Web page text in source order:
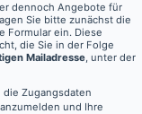
dennoch Angebote für
Sie bitte zunächst die
Formular ein. Diese
die Sie in der Folge
Mailadresse, unter der
Zugangsdaten
und Ihre